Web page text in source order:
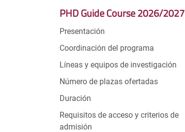
PHD Guide Course 2026/2027
Presentación
Coordinación del programa
Líneas y equipos de investigación
Número de plazas ofertadas
Duración
Requisitos de acceso y criterios de
admisión